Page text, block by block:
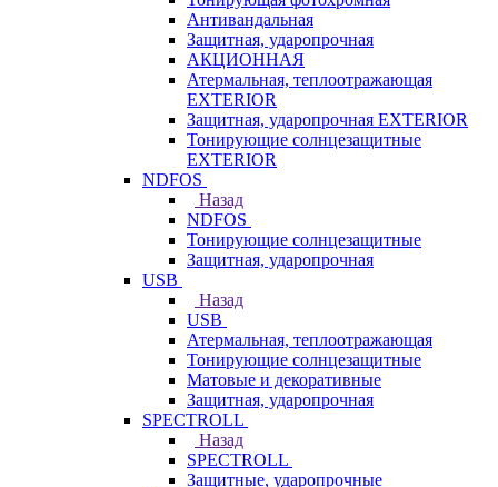
Антивандальная
Защитная, ударопрочная
АКЦИОННАЯ
Атермальная, теплоотражающая
EXTERIOR
Защитная, ударопрочная EXTERIOR
Тонирующие солнцезащитные
EXTERIOR
NDFOS
Назад
NDFOS
Тонирующие солнцезащитные
Защитная, ударопрочная
USB
Назад
USB
Атермальная, теплоотражающая
Тонирующие солнцезащитные
Матовые и декоративные
Защитная, ударопрочная
SPECTROLL
Назад
SPECTROLL
Защитные, ударопрочные